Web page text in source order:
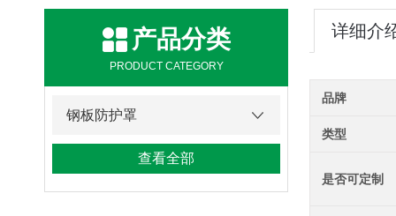
产品分类
PRODUCT CATEGORY
钢板防护罩
查看全部
详细介
品牌
类型
是否可定制